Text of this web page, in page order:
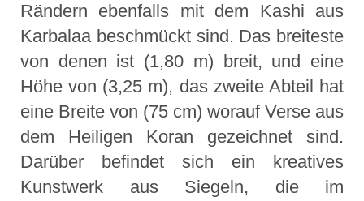
Rändern ebenfalls mit dem Kashi aus
Karbalaa beschmückt sind. Das breiteste
von denen ist (1,80 m) breit, und eine
Höhe von (3,25 m), das zweite Abteil hat
eine Breite von (75 cm) worauf Verse aus
dem Heiligen Koran gezeichnet sind.
Darüber befindet sich ein kreatives
Kunstwerk aus Siegeln, die im